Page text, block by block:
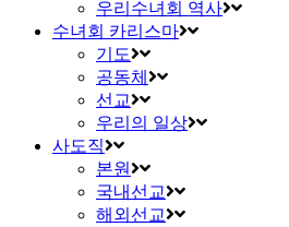
우리수녀회 역사
수녀회 카리스마
기도
공동체
선교
우리의 일상
사도직
본원
국내선교
해외선교